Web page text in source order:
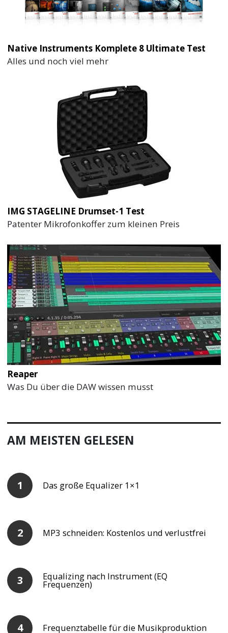
Native Instruments Komplete 8 Ultimate Test
Alles und noch viel mehr
IMG STAGELINE Drumset-1 Test
Patenter Mikrofonkoffer zum kleinen Preis
Reaper
Was Du über die DAW wissen musst
AM MEISTEN GELESEN
Das große Equalizer 1×1
MP3 schneiden: Kostenlos und verlustfrei
Equalizing nach Instrument (EQ
Frequenzen)
Frequenztabelle für die Musikproduktion